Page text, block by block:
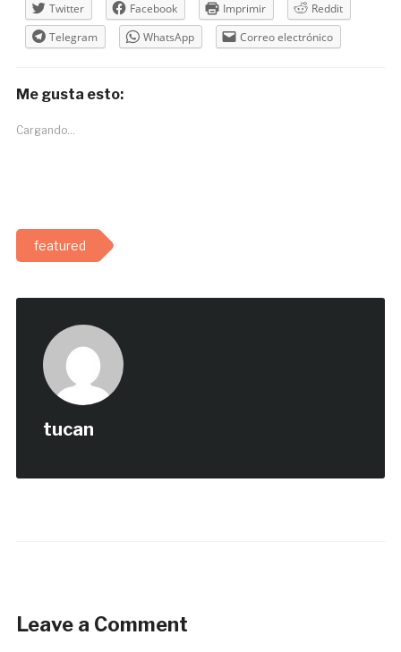
Twitter Facebook Imprimir
Reddit
Telegram
WhatsApp Correo electrónico
Me gusta esto:
Cargando...
featured
tucan
Leave a Comment